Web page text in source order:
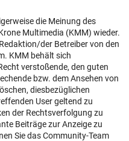
die Meinung des
Multimedia (KMM) wieder.
der Betreiber von den
KMM behält sich
verstoßende, den guten
bzw. dem Ansehen von
diesbezüglichen
User geltend zu
der Rechtsverfolgung zu
Beiträge zur Anzeige zu
Sie das Community-Team